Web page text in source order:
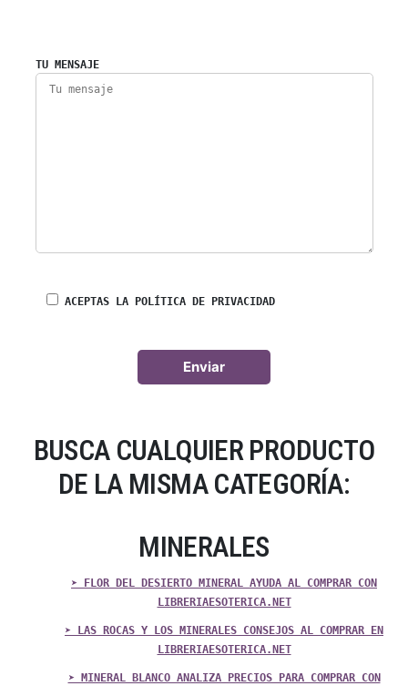
TU MENSAJE
ACEPTAS LA POLÍTICA DE PRIVACIDAD
BUSCA CUALQUIER PRODUCTO
DE LA MISMA CATEGORÍA:
MINERALES
➤ FLOR DEL DESIERTO MINERAL AYUDA AL COMPRAR CON
LIBRERIAESOTERICA.NET
➤ LAS ROCAS Y LOS MINERALES CONSEJOS AL COMPRAR EN
LIBRERIAESOTERICA.NET
➤ MINERAL BLANCO ANALIZA PRECIOS PARA COMPRAR CON